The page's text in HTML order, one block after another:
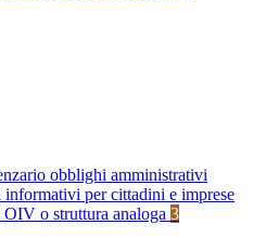
obblighi amministrativi
informativi per cittadini e imprese
o struttura analoga 3